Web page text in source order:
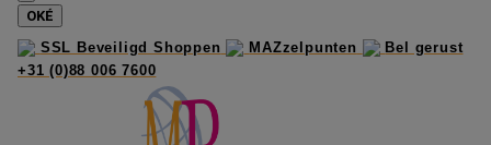
OKÉ
SSL Beveiligd Shoppen
MAZzelpunten
Bel gerust
+31 (0)88 006 7600